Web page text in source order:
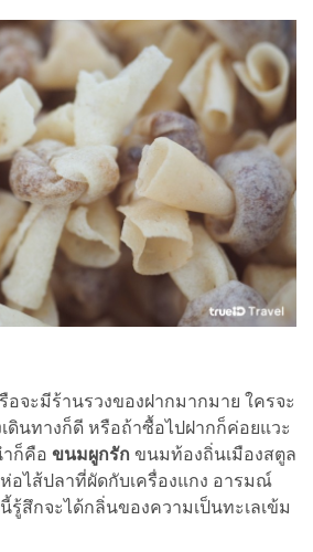
จะมีร้านรวงของฝากมากมาย ใครจะ
ดินทางก็ดี หรือถ้าซื้อไปฝากก็ค่อยแวะ
ก็คือ ขนมผูกรัก ขนมท้องถิ่นเมืองสตูล
อไส้ปลาที่ผัดกับเครื่องแกง อารมณ์
สึกจะได้กลิ่นของความเป็นทะเลเข้ม